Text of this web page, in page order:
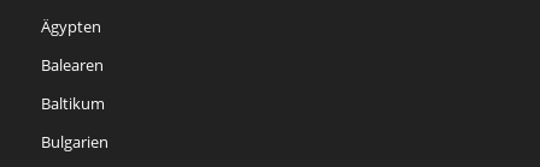
Ägypten
Balearen
Baltikum
Bulgarien